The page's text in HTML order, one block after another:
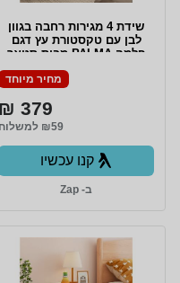
שידת 4 מגירות רחבה בגוון
לבן עם טקסטורת עץ דגם
פלמה PALMA מבית סטאר
מחיר מיוחד
379 ₪
₪59 למשלוח
קנו עכשיו
ב- Zap